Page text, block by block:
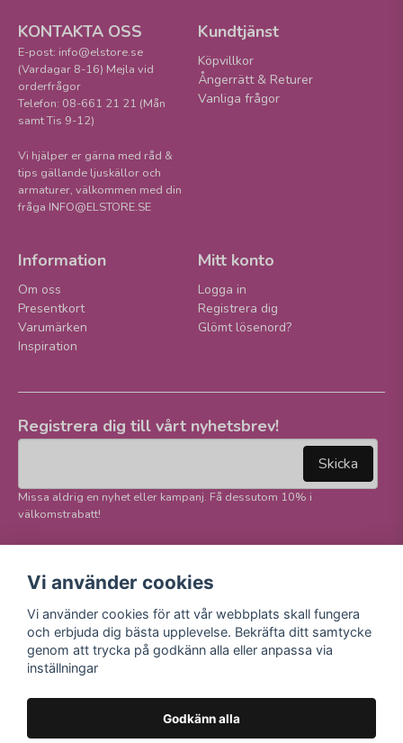
KONTAKTA OSS
E-post: info@elstore.se
(Vardagar 8-16) Mejla vid
orderfrågor
Telefon: 08-661 21 21 (Mån
samt Tis 9-12)
Vi hjälper er gärna med råd &
tips gällande ljuskällor och
armaturer, välkommen med din
fråga INFO@ELSTORE.SE
Kundtjänst
Köpvillkor
Ångerrätt & Returer
Vanliga frågor
Information
Om oss
Presentkort
Varumärken
Inspiration
Mitt konto
Logga in
Registrera dig
Glömt lösenord?
Registrera dig till vårt nyhetsbrev!
Skicka
Missa aldrig en nyhet eller kampanj. Få dessutom 10% i
välkomstrabatt!
sociala medier!
Facebook
Instagram
Youtube
E-handel
Vi använder cookies
Vi använder cookies för att vår webbplats skall fungera
och erbjuda dig bästa upplevelse. Bekräfta ditt samtycke
genom att trycka på godkänn alla eller anpassa via
inställningar
Godkänn alla